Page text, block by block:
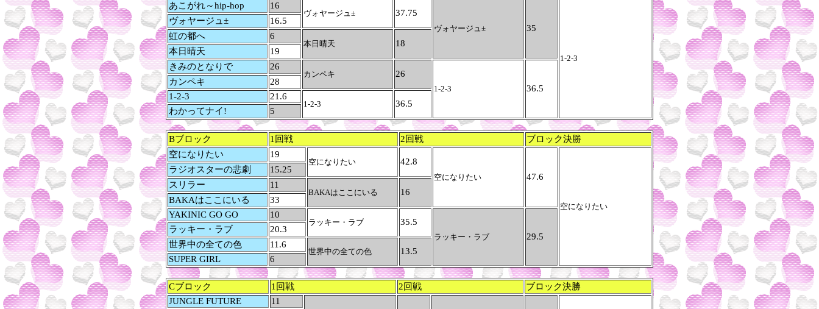
あこがれ～hip-hop
16
ヴォヤージュ± 37.75
ヴォヤージュ± 35
1-2-3
ヴォヤージュ±
16.5
虹の都へ
6
本日晴天
18
本日晴天
19
きみのとなりで
26
カンペキ 26
1-2-3 36.5
カンペキ
28
1-2-3
21.6
1-2-3 36.5
わかってナイ! 5
Bブロック 1回戦 2回戦
ブロック決勝
空になりたい
19
空になりたい 42.8
空になりたい 47.6
空になりたい
ラジオスターの悲劇
15.25
スリラー
11
BAKAはここにいる
16
BAKAはここにいる
33
YAKINIC GO GO
10
ラッキー・ラブ 35.5
ラッキー・ラブ 29.5
ラッキー・ラブ
20.3
世界中の全ての色
11.6
世界中の全ての色
13.5
SUPER GIRL
6
Cブロック 1回戦 2回戦
ブロック決勝
JUNGLE FUTURE
11